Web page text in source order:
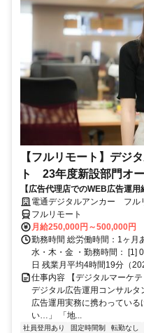
【フルリモート】デジ
ト 23年度新設部門オ
【広告代理店でのWEB広告運
G／全国×完全在宅／年休126日
電通デジタルアンカー フル
フルリモート
月給250,000円～500,000円
勤務時間 総労働時間：1ヶ月
水・木・金 ・勤務時間： [1]
日 残業月平均4時間19分（
仕事内容 【デジタルマーケ
デジタル広告運用コンサル
広告運用実務に携わってい
い…」 「地...
社員登用あり 固定時間制 転勤なし